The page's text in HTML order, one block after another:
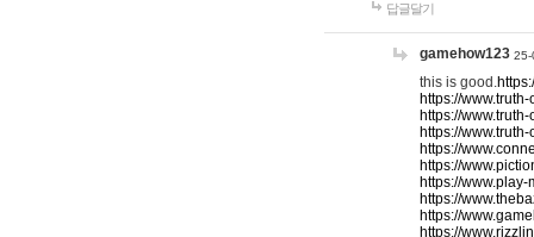
답글달기
gamehow123 25-
this is good.
https://
https://
https://
https://
https://
https://
https://
https://
https://